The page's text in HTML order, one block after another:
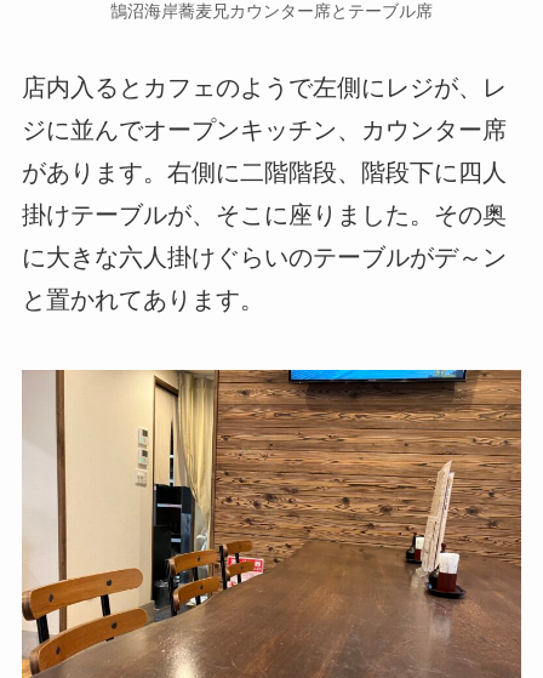
鵠沼海岸蕎麦兄カウンター席とテーブル席
店内入るとカフェのようで左側にレジが、レ
ジに並んでオープンキッチン、カウンター席
があります。右側に二階階段、階段下に四人
掛けテーブルが、そこに座りました。その奥
に大きな六人掛けぐらいのテーブルがデ～ン
と置かれてあります。